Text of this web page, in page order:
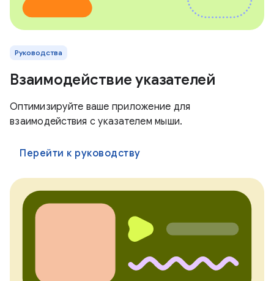
Руководства
Взаимодействие указателей
Оптимизируйте ваше приложение для
взаимодействия с указателем мыши.
Перейти к руководству